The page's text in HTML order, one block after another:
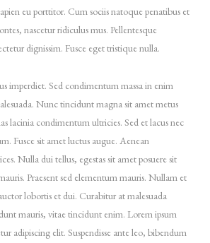
eu porttitor. Cum sociis natoque penatibus et
nascetur ridiculus mus. Pellentesque
dignissim. Fusce eget tristique nulla.
imperdiet. Sed condimentum massa in enim
Nunc tincidunt magna sit amet metus
lacinia condimentum ultricies. Sed et lacus nec
Fusce sit amet luctus augue. Aenean
Nulla dui tellus, egestas sit amet posuere sit
Praesent sed elementum mauris. Nullam et
lobortis et dui. Curabitur at malesuada
mauris, vitae tincidunt enim. Lorem ipsum
adipiscing elit. Suspendisse ante leo, bibendum